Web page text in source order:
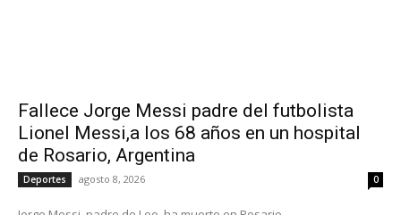
Fallece Jorge Messi padre del futbolista
Lionel Messi,a los 68 años en un hospital
de Rosario, Argentina
Deportes agosto 8, 2026 0